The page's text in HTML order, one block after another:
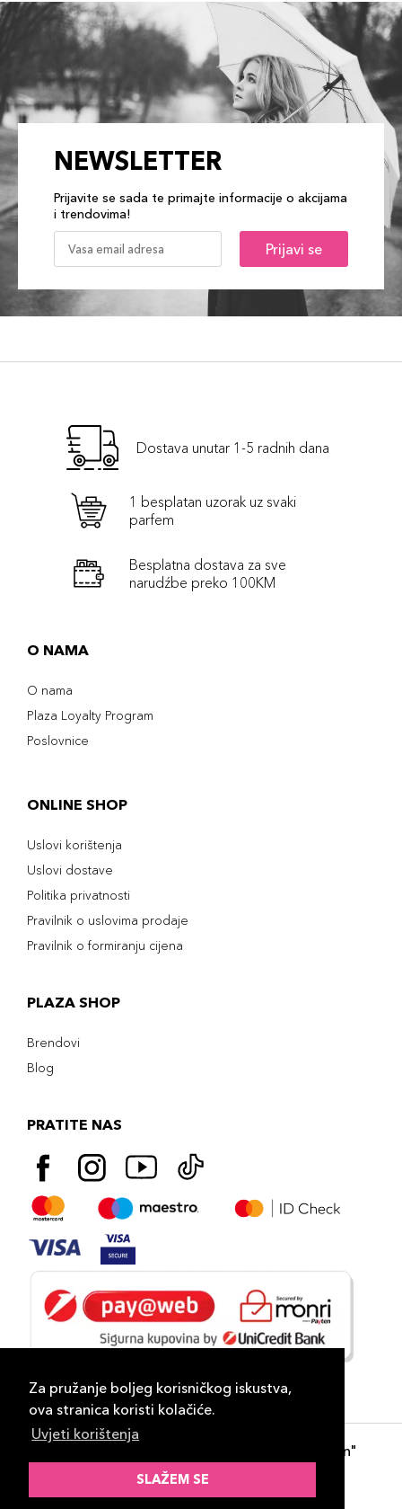
Za pružanje boljeg korisničkog iskustva,
ova stranica koristi kolačiće.
Uvjeti korištenja
SLAŽEM SE
NEWSLETTER
Prijavite se sada te primajte informacije o akcijama
i trendovima!
Prijavi se
Dostava unutar 1-5 radnih dana
1 besplatan uzorak uz svaki
parfem
Besplatna dostava za sve
narudźbe preko 100KM
O NAMA
O nama
Plaza Loyalty Program
Poslovnice
ONLINE SHOP
Uslovi korištenja
Uslovi dostave
Politika privatnosti
Pravilnik o uslovima prodaje
Pravilnik o formiranju cijena
PLAZA SHOP
Brendovi
Blog
PRATITE NAS
- "DP Lux Distribution"
d.o.o. Banja Luka
ID-S Consulting d.o.o. Sarajevo